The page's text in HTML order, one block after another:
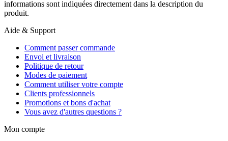
informations sont indiquées directement dans la description du
produit.
Aide & Support
Comment passer commande
Envoi et livraison
Politique de retour
Modes de paiement
Comment utiliser votre compte
Clients professionnels
Promotions et bons d'achat
Vous avez d'autres questions ?
Mon compte